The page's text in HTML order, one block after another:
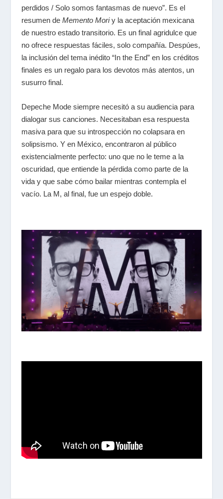
perdidos / Solo somos fantasmas de nuevo”. Es el
resumen de Memento Moriy la aceptación mexicana
de nuestro estado transitorio. Es un final agridulce que
no ofrece respuestas fáciles, solo compañía. Despúes,
la inclusión del tema inédito “In the End” en los créditos
finales es un regalo para los devotos más atentos, un
susurro final.
Depeche Mode siempre necesitó a su audiencia para
dialogar sus canciones. Necesitaban esa respuesta
masiva para que su introspección no colapsara en
solipsismo. Y en México, encontraron al público
existencialmente perfecto: uno que no le teme a la
oscuridad, que entiende la pérdida como parte de la
vida y que sabe cómo bailar mientras contempla el
vacío. La M, al final, fue un espejo doble.